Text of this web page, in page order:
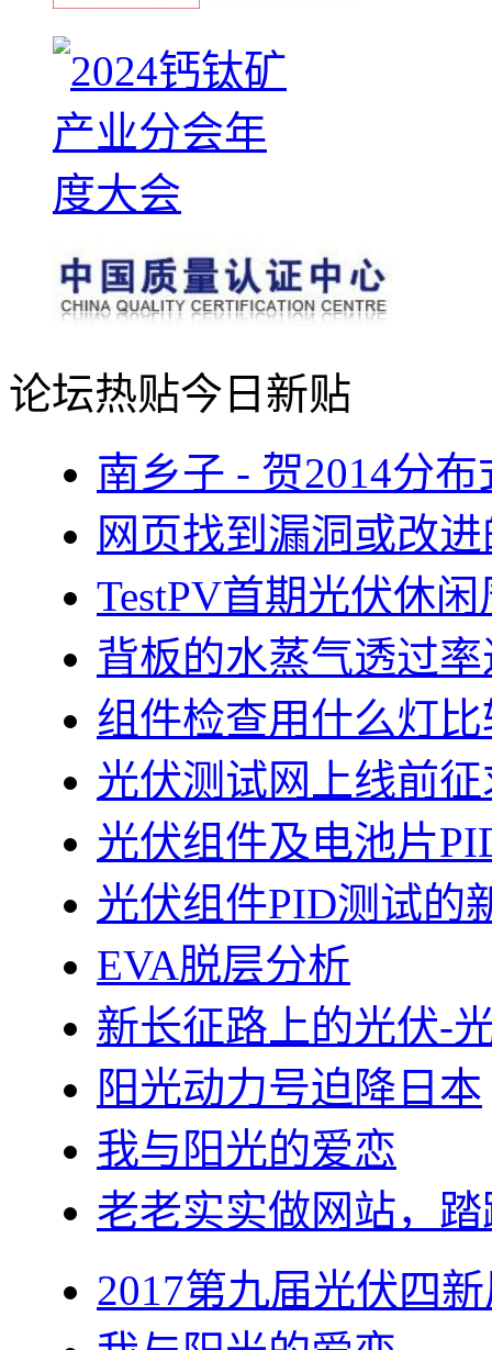
论坛热贴今日新贴
南乡子 - 贺2014分
网页找到漏洞或改
TestPV首期光伏休
背板的水蒸气透过
组件检查用什么灯
光伏测试网上线前
光伏组件及电池片
光伏组件PID测试的
EVA脱层分析
新长征路上的光伏-
阳光动力号迫降日本
我与阳光的爱恋
老老实实做网站，
2017第九届光伏四